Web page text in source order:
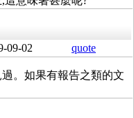
09-02 quote
。如果有報告之類的文